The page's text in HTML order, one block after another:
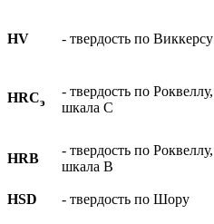
HV
- твердость по Виккерсу
HRCэ
- твердость по Роквеллу,
шкала С
HRB
- твердость по Роквеллу,
шкала В
HSD - твердость по Шору